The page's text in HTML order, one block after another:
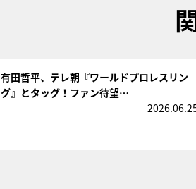
有田哲平、テレ朝『ワールドプロレスリン
グ』とタッグ！ファン待望…